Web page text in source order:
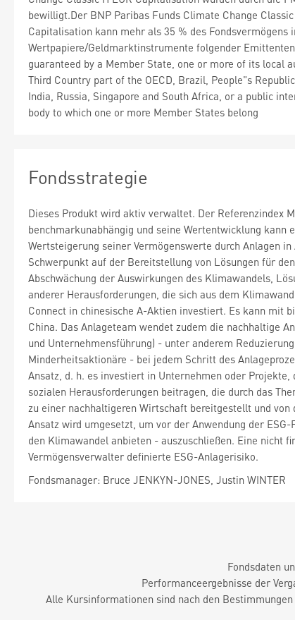
bewilligt.Der BNP Paribas Funds Climate Change Classic
Capitalisation kann mehr als 35 % des Fondsvermögens
Wertpapiere/Geldmarktinstrumente folgender
guaranteed by a Member State, one or more of its local
Third Country part of the OECD, Brazil, People"s
India, Russia, Singapore and South Africa, or a public
body to which one or more Member States belong
Fondsstrategie
Dieses Produkt wird aktiv verwaltet. Der Referenzindex
benchmarkunabhängig und seine Wertentwicklung
Wertsteigerung seiner Vermögenswerte durch Anlagen
Schwerpunkt auf der Bereitstellung von Lösungen für
Abschwächung der Auswirkungen des Klimawandels,
anderer Herausforderungen, die sich aus dem
Connect in chinesische A-Aktien investiert. Es kann mit
China. Das Anlageteam wendet zudem die nachhaltige
und Unternehmensführung) - unter anderem
Minderheitsaktionäre - bei jedem Schritt des
Ansatz, d. h. es investiert in Unternehmen oder
sozialen Herausforderungen beitragen, die durch das
zu einer nachhaltigeren Wirtschaft bereitgestellt und
Ansatz wird umgesetzt, um vor der Anwendung der
den Klimawandel anbieten - auszuschließen. Eine nicht
Vermögensverwalter definierte ESG-Anlagerisiko.
Fondsmanager: Bruce JENKYN-JONES, Justin WINTER
Fondsdaten
Performanceergebnisse der
Alle Kursinformationen sind nach den